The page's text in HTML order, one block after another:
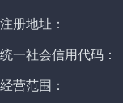
注册地址：
统一社会信用代码：
经营范围：